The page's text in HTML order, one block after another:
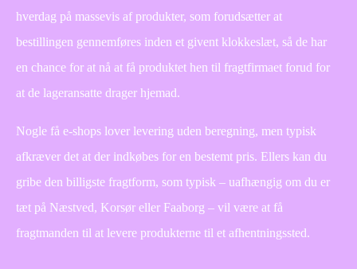
hverdag på massevis af produkter, som forudsætter at
bestillingen gennemføres inden et givent klokkeslæt, så de har
en chance for at nå at få produktet hen til fragtfirmaet forud for
at de lageransatte drager hjemad.
Nogle få e-shops lover levering uden beregning, men typisk
afkræver det at der indkøbes for en bestemt pris. Ellers kan du
gribe den billigste fragtform, som typisk – uafhængig om du er
tæt på Næstved, Korsør eller Faaborg – vil være at få
fragtmanden til at levere produkterne til et afhentningssted.